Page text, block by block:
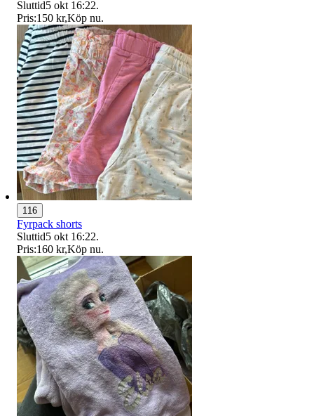
Sluttid5 okt 16:22.
Pris:150 kr,Köp nu.
116
Fyrpack shorts
Sluttid5 okt 16:22.
Pris:160 kr,Köp nu.